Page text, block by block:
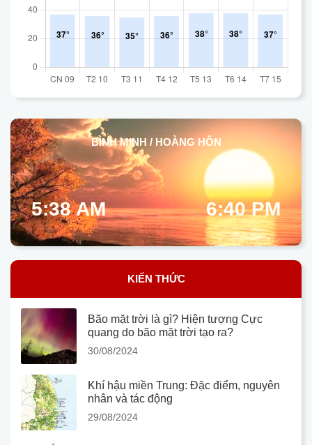
BÌNH MINH / HOÀNG HÔN
5:38 AM 6:40 PM
KIẾN THỨC
Bão mặt trời là gì? Hiện tượng Cực
quang do bão mặt trời tạo ra?
30/08/2024
Khí hậu miền Trung: Đặc điểm, nguyên
nhân và tác động
29/08/2024